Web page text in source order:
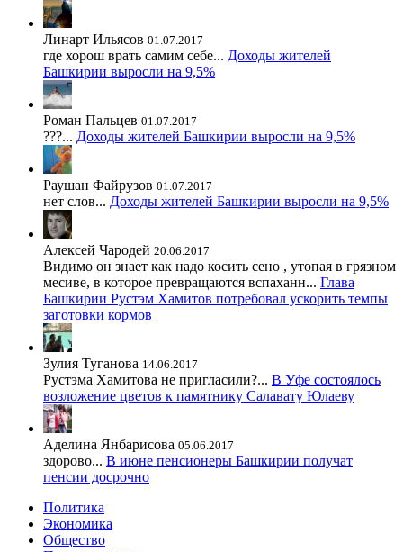
Линарт Ильясов 01.07.2017
где хорош врать самим себе... Доходы жителей
Башкирии выросли на 9,5%
Роман Пальцев 01.07.2017
???... Доходы жителей Башкирии выросли на 9,5%
Раушан Файрузов 01.07.2017
нет слов... Доходы жителей Башкирии выросли на 9,5%
Алексей Чародей 20.06.2017
Видимо он знает как надо косить сено , утопая в грязном
месиве, в которое превращаются вспаханн... Глава
Башкирии Рустэм Хамитов потребовал ускорить темпы
заготовки кормов
Зулия Туганова 14.06.2017
Рустэма Хамитова не пригласили?... В Уфе состоялось
возложение цветов к памятнику Салавату Юлаеву
Аделина Янбарисова 05.06.2017
здорово... В июне пенсионеры Башкирии получат
пенсии досрочно
Политика
Экономика
Общество